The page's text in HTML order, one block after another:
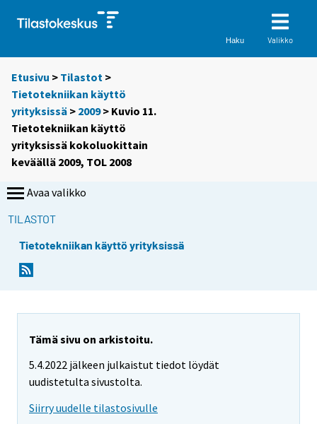
Haku Valikko
Etusivu > Tilastot >
Tietotekniikan käyttö
yrityksissä > 2009> Kuvio 11.
Tietotekniikan käyttö
yrityksissä kokoluokittain
keväällä 2009, TOL 2008
Avaa valikko
TILASTOT
Tietotekniikan käyttö yrityksissä
Tämä sivu on arkistoitu.
5.4.2022 jälkeen julkaistut tiedot löydät
uudistetulta sivustolta.
Siirry uudelle tilastosivulle